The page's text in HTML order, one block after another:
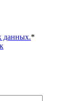
данных.*